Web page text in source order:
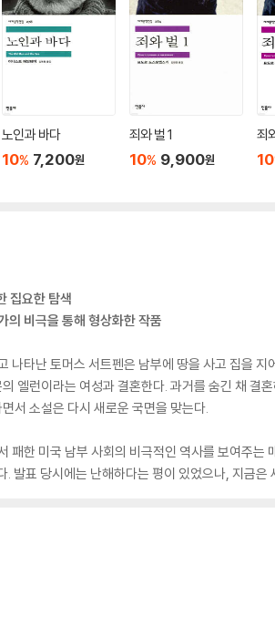
노인과 바다
10% 7,200원
죄와 벌 1
10% 9,900원
죄
10
집요한 탐색
의 비극을 통해 형상화한 작품
나타난 토머스 서트펜은 남부에 땅을 사고 집을
엘런이라는 여성과 결혼한다. 과거를 숨긴 채 결
서 소설은 다시 새로운 국면을 맞는다.
패한 미국 남부 사회의 비극적인 역사를 보여주
발표 당시에는 난해하다는 평이 있었으나, 지금